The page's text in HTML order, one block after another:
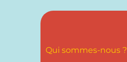
Qui sommes-nous ?